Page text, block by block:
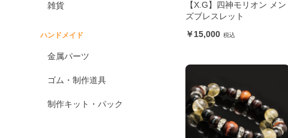
雑貨
ハンドメイド
金属パーツ
ゴム・制作道具
制作キット・パック
【X.G】四神モリオン メン
ズブレスレット
15,000